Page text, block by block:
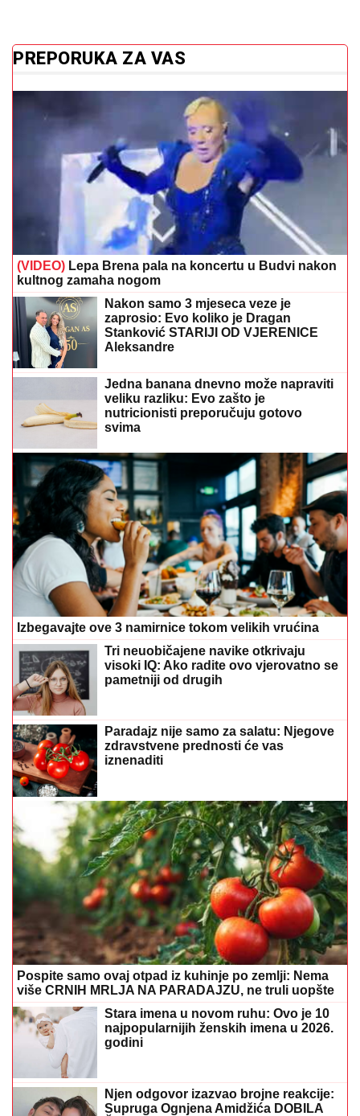
PREPORUKA ZA VAS
(VIDEO) Lepa Brena pala na koncertu u Budvi nakon
kultnog zamaha nogom
Nakon samo 3 mjeseca veze je
zaprosio: Evo koliko je Dragan
Stanković STARIJI OD VJERENICE
Aleksandre
Jedna banana dnevno može napraviti
veliku razliku: Evo zašto je
nutricionisti preporučuju gotovo
svima
Izbegavajte ove 3 namirnice tokom velikih vrućina
Tri neuobičajene navike otkrivaju
visoki IQ: Ako radite ovo vjerovatno se
pametniji od drugih
Paradajz nije samo za salatu: Njegove
zdravstvene prednosti će vas
iznenaditi
Pospite samo ovaj otpad iz kuhinje po zemlji: Nema
više CRNIH MRLJA NA PARADAJZU, ne truli uopšte
Stara imena u novom ruhu: Ovo je 10
najpopularnijih ženskih imena u 2026.
godini
Njen odgovor izazvao brojne reakcije:
Supruga Ognjena Amidžića DOBILA